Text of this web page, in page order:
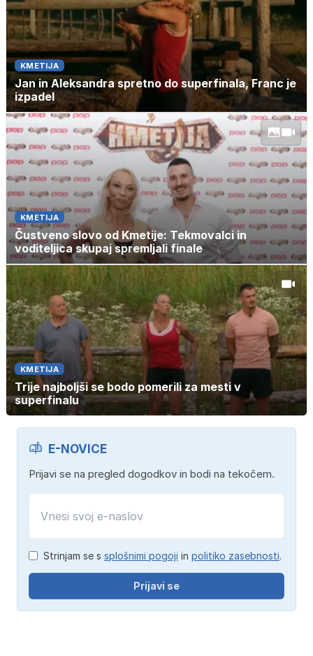
KMETIJA
Jan in Aleksandra spretno do superfinala, Franc je
izpadel
KMETIJA
Čustveno slovo od Kmetije: Tekmovalci in
voditeljica skupaj spremljali finale
KMETIJA
Trije najboljši se bodo pomerili za mesti v
superfinalu
E-NOVICE
Prijavi se na pregled dogodkov in bodi na tekočem.
Strinjam se s splošnimi pogoji in politiko zasebnosti.
Prijavi se